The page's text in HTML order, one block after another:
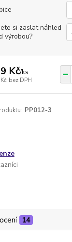
si zaslat náhled
výrobou?
Kč/ks
bez DPH
PP012-3
14